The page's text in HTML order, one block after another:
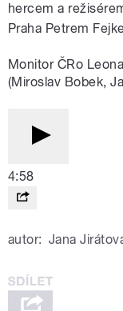
hercem a
Praha Petrem
Monitor ČRo
(Miroslav Bobek,
4:58
autor: Jana